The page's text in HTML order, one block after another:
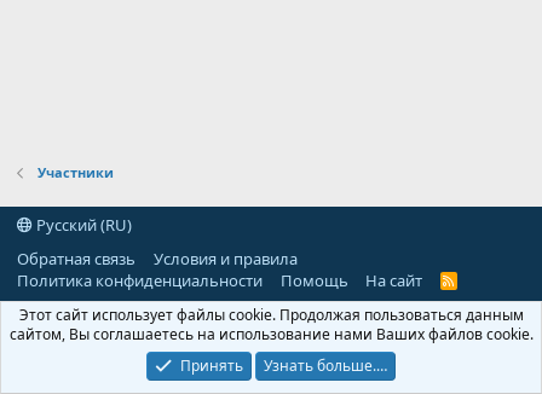
Участники
Русский (RU)
Обратная связь
Условия и правила
Политика конфиденциальности
Помощь На сайт
R
S
Этот сайт использует файлы cookie. Продолжая пользоваться данным
сайтом, Вы соглашаетесь на использование нами Ваших файлов cookie.
Принять
Узнать больше.…